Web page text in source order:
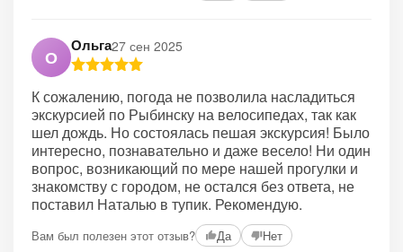
О
Ольга27 сен 2025
К сожалению, погода не позволила насладиться
экскурсией по Рыбинску на велосипедах, так как
шел дождь. Но состоялась пешая экскурсия! Было
интересно, познавательно и даже весело! Ни один
вопрос, возникающий по мере нашей прогулки и
знакомству с городом, не остался без ответа, не
поставил Наталью в тупик. Рекомендую.
Вам был полезен этот отзыв? Да Нет